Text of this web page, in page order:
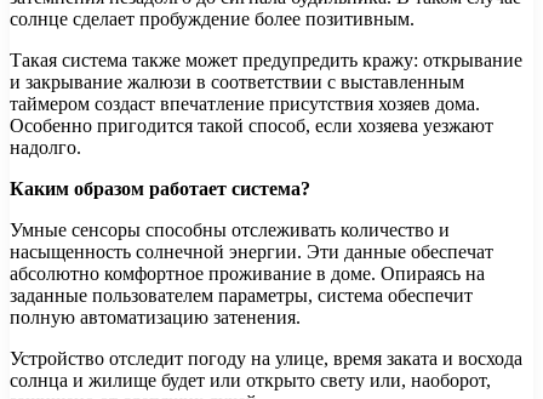
солнце сделает пробуждение более позитивным.
Такая система также может предупредить кражу: открывание
и закрывание жалюзи в соответствии с выставленным
таймером создаст впечатление присутствия хозяев дома.
Особенно пригодится такой способ, если хозяева уезжают
надолго.
Каким образом работает система?
Умные сенсоры способны отслеживать количество и
насыщенность солнечной энергии. Эти данные обеспечат
абсолютно комфортное проживание в доме. Опираясь на
заданные пользователем параметры, система обеспечит
полную автоматизацию затенения.
Устройство отследит погоду на улице, время заката и восхода
солнца и жилище будет или открыто свету или, наоборот,